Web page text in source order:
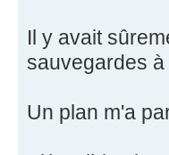
Il y avait
sauvegardes à
Un plan m'a